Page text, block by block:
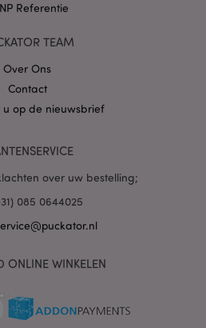
Referentie
TEAM
Over Ons
Contact
u op de nieuwsbrief
over uw bestelling;
085 0644025
ONLINE WINKELEN
Adobe Inc.
www.puckator.nl
.www.puckator.nl
Privacybeleid van